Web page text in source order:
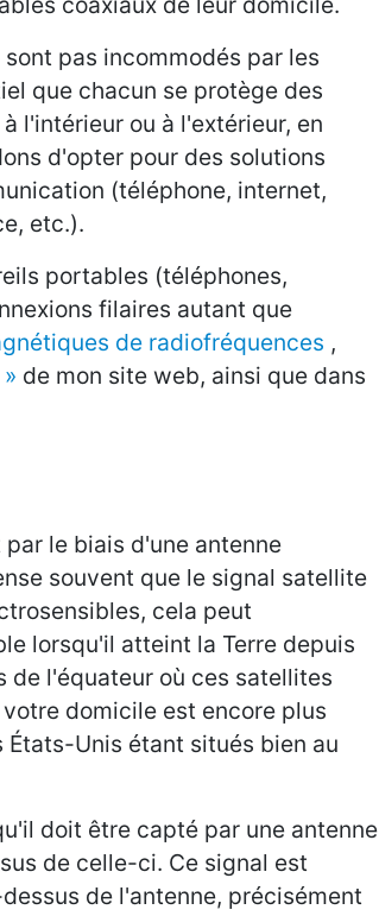
pas incommodés par les
que chacun se protège des
l'intérieur ou à l'extérieur, en
d'opter pour des solutions
(téléphone, internet,
etc.).
portables (téléphones,
filaires autant que
de radiofréquences ,
de mon site web, ainsi que dans
le biais d'une antenne
souvent que le signal satellite
cela peut
lorsqu'il atteint la Terre depuis
l'équateur où ces satellites
domicile est encore plus
Unis étant situés bien au
doit être capté par une antenne
de celle-ci. Ce signal est
de l'antenne, précisément